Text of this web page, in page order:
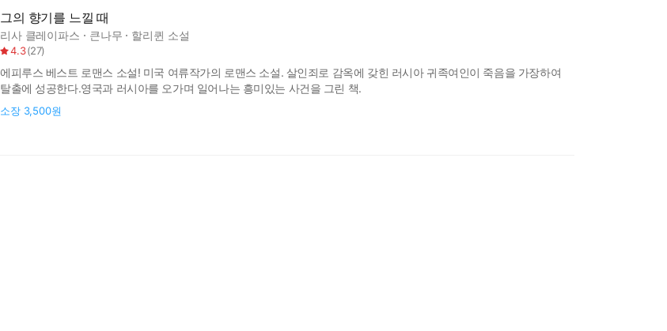
그의 향기를 느낄 때
리사 클레이파스 큰나무 할리퀸 소설
4.3(27)
에피루스 베스트 로맨스 소설! 미국 여류작가의 로맨스 소설. 살인죄로 감옥에 갖힌 러시아 귀족여인이 죽음을 가장하여
탈출에 성공한다.영국과 러시아를 오가며 일어나는 흥미있는 사건을 그린 책.
소장 3,500원